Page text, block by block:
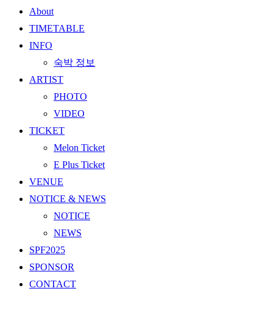
About
TIMETABLE
INFO
숙박 정보
ARTIST
PHOTO
VIDEO
TICKET
Melon Ticket
E Plus Ticket
VENUE
NOTICE & NEWS
NOTICE
NEWS
SPF2025
SPONSOR
CONTACT